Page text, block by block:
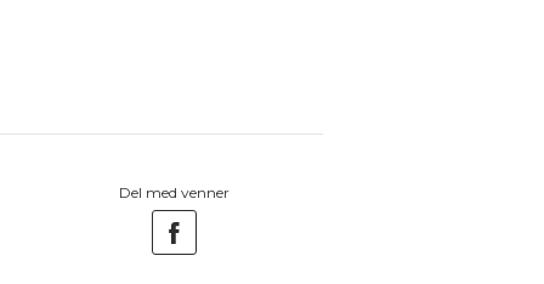
Del med venner